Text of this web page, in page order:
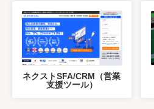
ネクストSFA/CRM（営業
支援ツール）